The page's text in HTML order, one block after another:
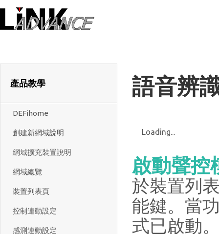
產品教學
DEFihome
創建新網域說明
網域擴充裝置說明
網域總覽
裝置列表頁
控制連動設定
感測連動設定
語音辨
Loading...
啟動聲控
於裝置列
能鍵。當
式已啟動